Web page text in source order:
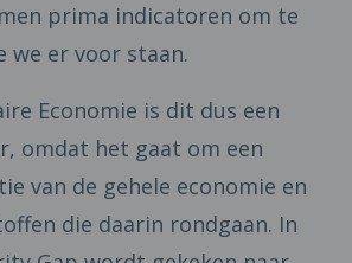
prima indicatoren om te
we er voor staan.
Economie is dit dus een
omdat het gaat om een
van de gehele economie en
die daarin rondgaan. In